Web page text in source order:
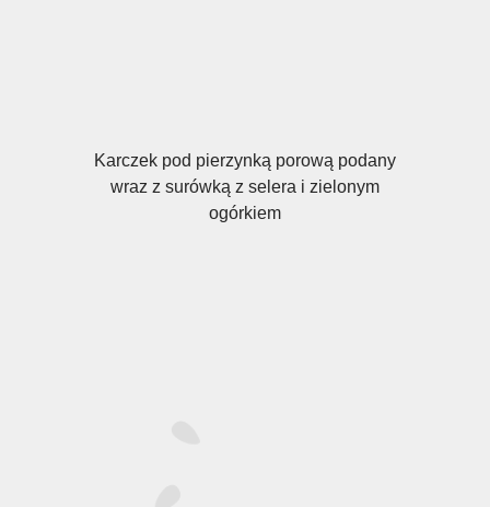
Karczek pod pierzynką porową podany
wraz z surówką z selera i zielonym
ogórkiem